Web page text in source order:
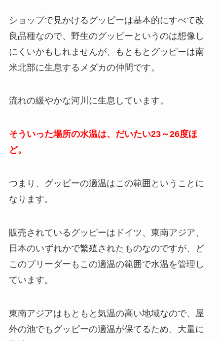
ショップで見かけるグッピーは基本的にすべて改
良品種なので、野生のグッピーというのは想像し
にくいかもしれませんが、もともとグッピーは南
米北部に生息するメダカの仲間です。
流れの緩やかな河川に生息しています。
そういった場所の水温は、だいたい23～26度ほ
ど。
つまり、グッピーの適温はこの範囲ということに
なります。
販売されているグッピーはドイツ、東南アジア、
日本のいずれかで繁殖されたものなのですが、ど
このブリーダーもこの適温の範囲で水温を管理し
ています。
東南アジアはもともと気温の高い地域なので、屋
外の池でもグッピーの適温が保てるため、大量に